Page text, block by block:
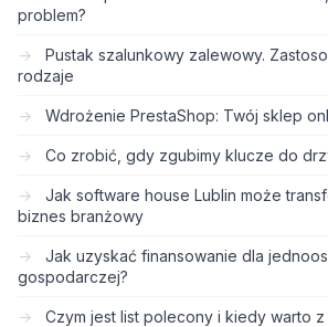
problem?
Pustak szalunkowy zalewowy.
rodzaje
Wdrożenie PrestaShop: Twój sklep
Co zrobić, gdy zgubimy klucze do
Jak software house Lublin może
biznes branżowy
Jak uzyskać finansowanie dla
gospodarczej?
Czym jest list polecony i kiedy warto